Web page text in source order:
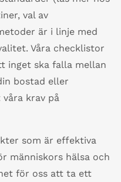
val av
är i linje med
Våra checklistor
inget ska falla mellan
bostad eller
krav på
som är effektiva
människors hälsa och
för oss att ta ett